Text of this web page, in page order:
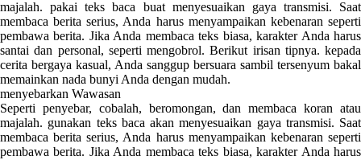
majalah. pakai teks baca buat menyesuaikan gaya transmisi. Saat
membaca berita serius, Anda harus menyampaikan kebenaran seperti
pembawa berita. Jika Anda membaca teks biasa, karakter Anda harus
santai dan personal, seperti mengobrol. Berikut irisan tipnya. kepada
cerita bergaya kasual, Anda sanggup bersuara sambil tersenyum bakal
memainkan nada bunyi Anda dengan mudah.
menyebarkan Wawasan
Seperti penyebar, cobalah, beromongan, dan membaca koran atau
majalah. gunakan teks baca akan menyesuaikan gaya transmisi. Saat
membaca berita serius, Anda harus menyampaikan kebenaran seperti
pembawa berita. Jika Anda membaca teks biasa, karakter Anda harus